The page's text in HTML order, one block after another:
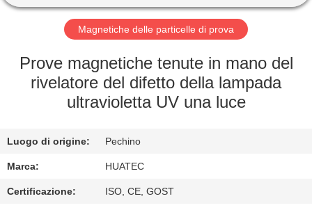
GIRO
FABBRICA
CONTROLLO
QUALITÀ
CONTATTICI
Magnetiche delle particelle di prova
Prove magnetiche tenute in mano del
rivelatore del difetto della lampada
ultravioletta UV una luce
Luogo di origine: Pechino
Marca: HUATEC
Certificazione: ISO, CE, GOST